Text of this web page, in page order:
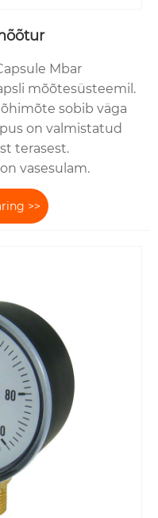
Mbar
mõõtesüsteemil.
sobib väga
on valmistatud
terasest.
vasesulam.
>>